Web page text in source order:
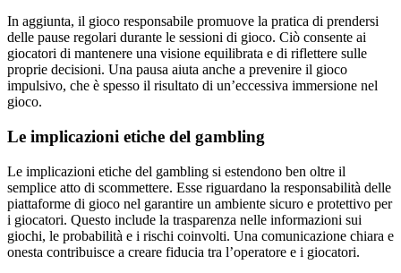
In aggiunta, il gioco responsabile promuove la pratica di prendersi
delle pause regolari durante le sessioni di gioco. Ciò consente ai
giocatori di mantenere una visione equilibrata e di riflettere sulle
proprie decisioni. Una pausa aiuta anche a prevenire il gioco
impulsivo, che è spesso il risultato di un’eccessiva immersione nel
gioco.
Le implicazioni etiche del gambling
Le implicazioni etiche del gambling si estendono ben oltre il
semplice atto di scommettere. Esse riguardano la responsabilità delle
piattaforme di gioco nel garantire un ambiente sicuro e protettivo per
i giocatori. Questo include la trasparenza nelle informazioni sui
giochi, le probabilità e i rischi coinvolti. Una comunicazione chiara e
onesta contribuisce a creare fiducia tra l’operatore e i giocatori.